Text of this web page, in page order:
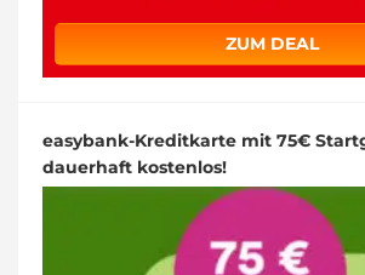
ZUM DEAL
easybank-Kreditkarte mit 75€
dauerhaft kostenlos!